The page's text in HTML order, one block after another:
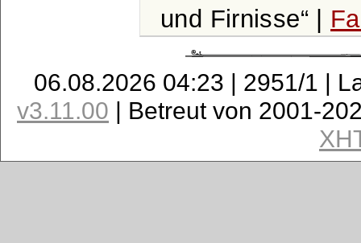
und Firnisse |
06.08.2026 04:23 | 2951/1 |
v3.11.00 | Betreut von 2001-